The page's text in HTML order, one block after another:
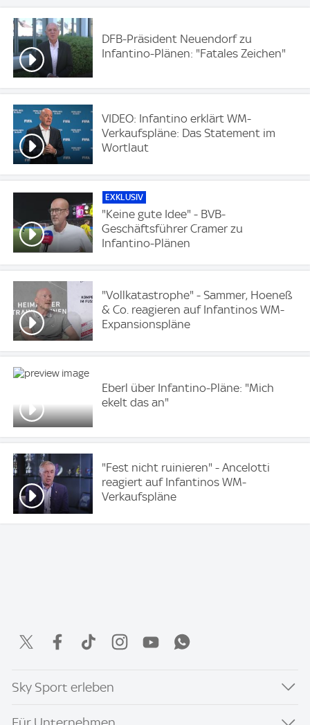
DFB-Präsident Neuendorf zu
Infantino-Plänen: "Fatales Zeichen"
VIDEO: Infantino erklärt WM-
Verkaufspläne: Das Statement im
Wortlaut
EXKLUSIV
"Keine gute Idee" - BVB-
Geschäftsführer Cramer zu
Infantino-Plänen
"Vollkatastrophe" - Sammer, Hoeneß
& Co. reagieren auf Infantinos WM-
Expansionspläne
Eberl über Infantino-Pläne: "Mich
ekelt das an"
"Fest nicht ruinieren" - Ancelotti
reagiert auf Infantinos WM-
Verkaufspläne
Sky Sport erleben